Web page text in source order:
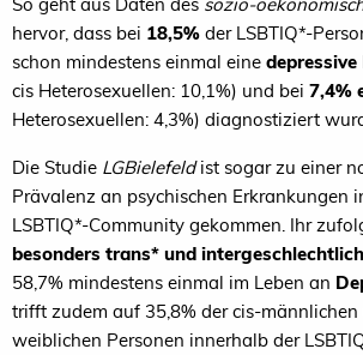
So geht aus Daten des sozio-
hervor, dass bei 18,5% der LSBTIQ*-
schon mindestens einmal eine
cis Heterosexuellen: 10,1%) und bei 7,4%
Heterosexuellen: 4,3%) diagnostiziert
Die Studie LGBielefeldist sogar zu einer
Prävalenz an psychischen Erkrankungen
LSBTIQ*-Community gekommen. Ihr
besonders trans* und
58,7% mindestens einmal im Leben an
trifft zudem auf 35,8% der cis-männlichen
weiblichen Personen innerhalb der